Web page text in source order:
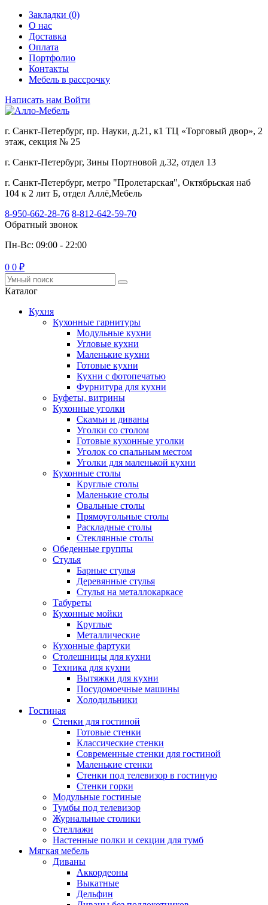
Закладки (0)
О нас
Доставка
Оплата
Портфолио
Контакты
Мебель в рассрочку
Написать нам Войти
г. Санкт-Петербург, пр. Науки, д.21, к1 ТЦ «Торговый двор», 2
этаж, секция № 25
г. Санкт-Петербург, Зины Портновой д.32, отдел 13
г. Санкт-Петербург, метро "Пролетарская", Октябрьская наб
104 к 2 лит Б, отдел Аллё,Мебель
8-950-662-28-76 8-812-642-59-70
Обратный звонок
Пн-Вс: 09:00 - 22:00
0 0 ₽
Каталог
Кухня
Кухонные гарнитуры
Модульные кухни
Угловые кухни
Маленькие кухни
Готовые кухни
Кухни с фотопечатью
Фурнитура для кухни
Буфеты, витрины
Кухонные уголки
Скамьи и диваны
Уголки со столом
Готовые кухонные уголки
Уголок со спальным местом
Уголки для маленькой кухни
Кухонные столы
Круглые столы
Маленькие столы
Овальные столы
Прямоугольные столы
Раскладные столы
Стеклянные столы
Обеденные группы
Стулья
Барные стулья
Деревянные стулья
Стулья на металлокаркасе
Табуреты
Кухонные мойки
Круглые
Металлические
Кухонные фартуки
Столешницы для кухни
Техника для кухни
Вытяжки для кухни
Посудомоечные машины
Холодильники
Гостиная
Стенки для гостиной
Готовые стенки
Классические стенки
Современные стенки для гостиной
Маленькие стенки
Стенки под телевизор в гостиную
Стенки горки
Модульные гостиные
Тумбы под телевизор
Журнальные столики
Стеллажи
Настенные полки и секции для тумб
Мягкая мебель
Диваны
Аккордеоны
Выкатные
Дельфин